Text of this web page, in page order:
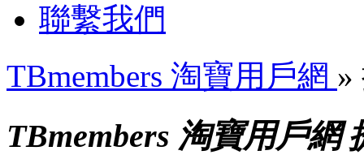
聯繫我們
TBmembers 淘寶用戶網 »
TBmembers 淘寶用戶網